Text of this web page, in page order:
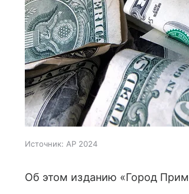
Источник: AP 2024
Об этом изданию «Город